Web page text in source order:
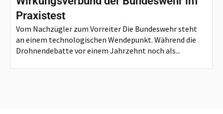
Praxistest
Vom Nachzügler zum Vorreiter Die Bundeswehr steht
an einem technologischen Wendepunkt. Während die
Drohnendebatte vor einem Jahrzehnt noch als...